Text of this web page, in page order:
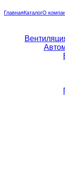
ГлавнаяКаталогО